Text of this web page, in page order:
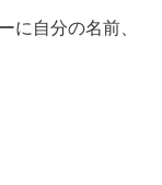
に自分の名前、